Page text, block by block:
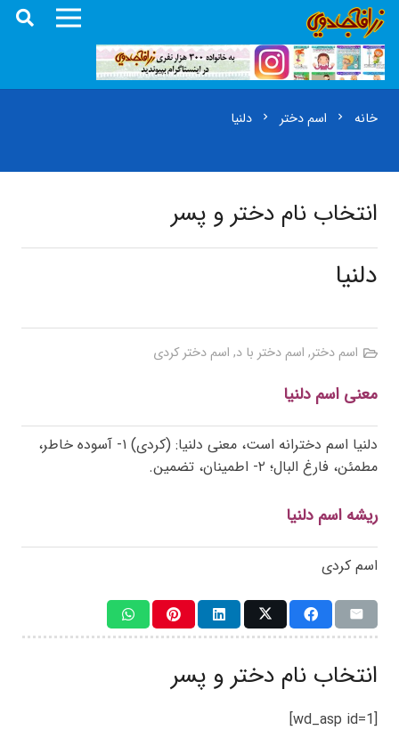
خانه chevron_right اسم دختر chevron_right دلنیا
انتخاب نام دختر و پسر
دلنیا
اسم دختر, اسم دختر با د, اسم دختر کردی
معنی اسم دلنیا
دلنیا اسم دخترانه است، معنی دلنیا: (کردی) ۱- آسوده خاطر،
مطمئن، فارغ البال؛ ۲- اطمینان، تضمین.
ریشه اسم دلنیا
اسم کردی
انتخاب نام دختر و پسر
[wd_asp id=1]